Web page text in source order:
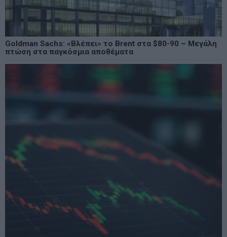
Goldman Sachs: «Βλέπει» το Brent στα $80-90 – Μεγάλη
πτώση στα παγκόσμια αποθέματα